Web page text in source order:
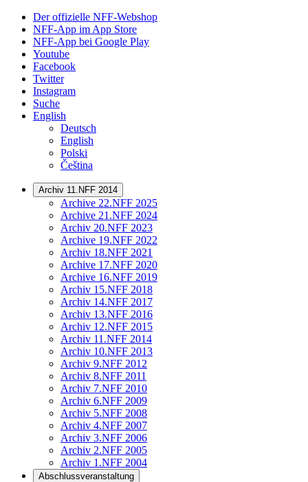
Der offizielle NFF-Webshop
NFF-App im App Store
NFF-App bei Google Play
Youtube
Facebook
Twitter
Instagram
Suche
English
Deutsch
English
Polski
Čeština
Archiv 11.NFF 2014
Archive 22.NFF 2025
Archive 21.NFF 2024
Archiv 20.NFF 2023
Archive 19.NFF 2022
Archiv 18.NFF 2021
Archive 17.NFF 2020
Archive 16.NFF 2019
Archiv 15.NFF 2018
Archiv 14.NFF 2017
Archiv 13.NFF 2016
Archiv 12.NFF 2015
Archiv 11.NFF 2014
Archiv 10.NFF 2013
Archiv 9.NFF 2012
Archiv 8.NFF 2011
Archiv 7.NFF 2010
Archiv 6.NFF 2009
Archiv 5.NFF 2008
Archiv 4.NFF 2007
Archiv 3.NFF 2006
Archiv 2.NFF 2005
Archiv 1.NFF 2004
Abschlussveranstaltung